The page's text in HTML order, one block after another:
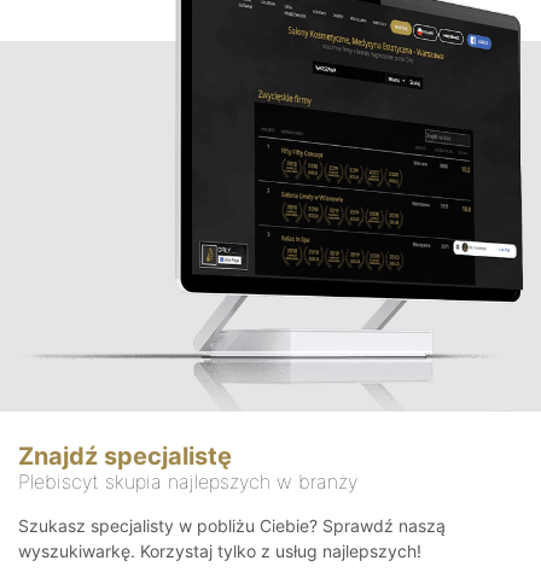
Znajdź specjalistę
Plebiscyt skupia najlepszych w branży
Szukasz specjalisty w pobliżu Ciebie? Sprawdź naszą
wyszukiwarkę. Korzystaj tylko z usług najlepszych!